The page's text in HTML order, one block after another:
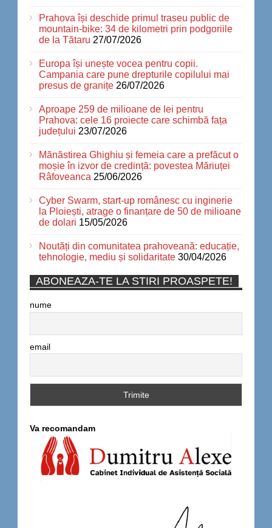
Prahova își deschide primul traseu public de
mountain-bike: 34 de kilometri prin podgoriile
de la Tătaru 27/07/2026
Europa își unește vocea pentru copii.
Campania care pune drepturile copilului mai
presus de granițe 26/07/2026
Aproape 259 de milioane de lei pentru
Prahova: cele 16 proiecte care schimbă fața
județului 23/07/2026
Mănăstirea Ghighiu și femeia care a prefăcut o
moșie în izvor de credință: povestea Măriuței
Râfoveanca 25/06/2026
Cyber Swarm, start-up românesc cu inginerie
la Ploiești, atrage o finanțare de 50 de milioane
de dolari 15/05/2026
Noutăți din comunitatea prahoveană: educație,
tehnologie, mediu și solidaritate 30/04/2026
ABONEAZA-TE LA STIRI PROASPETE!
nume
email
Va recomandam